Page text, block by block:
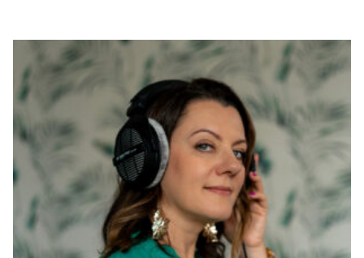
filmów. Błażej Grygiel jest także autorem tekstów piosenek, a wśród osób
śpiewających jego słowa można wymienić Dawida Kwiatkowskiego ("Yin-Yang")
oraz Michała Wiśniewskiego ("Krzyk", "Nie zatrzymasz mnie" i inne). Od
niedawna śpiewa także sam swoje teksty w bluesowym projekcie N/N -
Kryminalny Blues oraz punkowym duecie VqrV.